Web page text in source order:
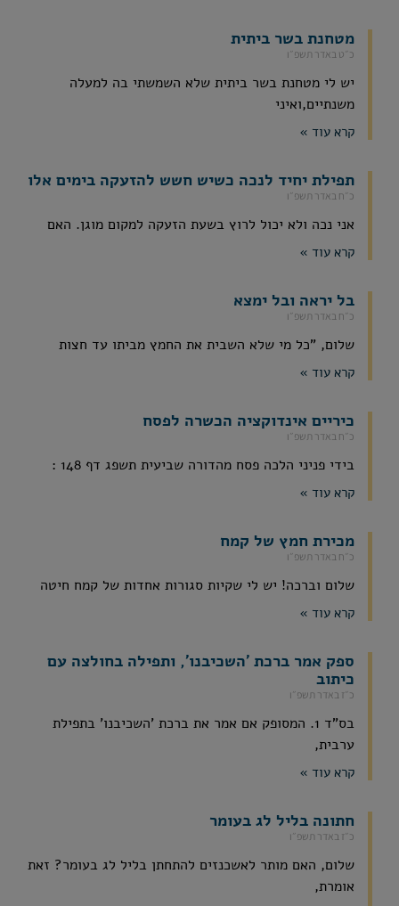
מטחנת בשר ביתית
כ״ט באדר תשפ״ו
יש לי מטחנת בשר ביתית שלא השמשתי בה למעלה
משנתיים,ואיני
קרא עוד »
תפילת יחיד לנכה כשיש חשש להזעקה בימים אלו
כ״ח באדר תשפ״ו
אני נכה ולא יכול לרוץ בשעת הזעקה למקום מוגן. האם
קרא עוד »
בל יראה ובל ימצא
כ״ח באדר תשפ״ו
שלום, "כל מי שלא השבית את החמץ מביתו עד חצות
קרא עוד »
כיריים אינדוקציה הכשרה לפסח
כ״ח באדר תשפ״ו
בידי פניני הלכה פסח מהדורה שביעית תשפג דף 148 :
קרא עוד »
מכירת חמץ של קמח
כ״ח באדר תשפ״ו
שלום וברכה! יש לי שקיות סגורות אחדות של קמח חיטה
קרא עוד »
ספק אמר ברכת 'השכיבנו', ותפילה בחולצה עם
כיתוב
כ״ז באדר תשפ״ו
בס"ד 1. המסופק אם אמר את ברכת 'השכיבנו' בתפילת
ערבית,
קרא עוד »
חתונה בליל לג בעומר
כ״ז באדר תשפ״ו
שלום, האם מותר לאשכנזים להתחתן בליל לג בעומר? זאת
אומרת,